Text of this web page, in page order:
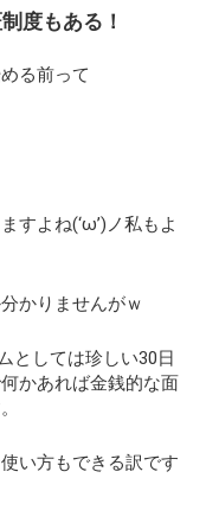
度もある！
る前って
すよね(‘ω’)ノ私もよ
かりませんがｗ
としては珍しい30日
かあれば金銭的な面
い方もできる訳です